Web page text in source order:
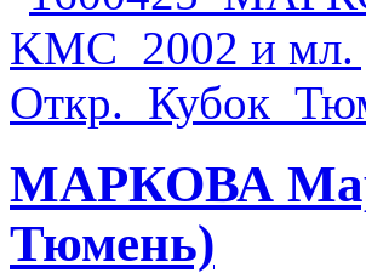
МАРКОВА
Тюмень)